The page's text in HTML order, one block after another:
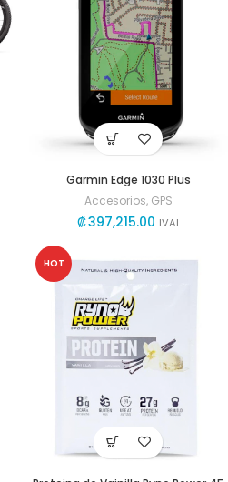
Garmin Edge 1030 Plus
Accesorios, GPS
₡397,215.00 IVAI
HOT